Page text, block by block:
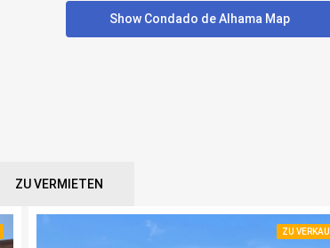
Show Condado de Alhama Map
ZU VERMIETEN
ZU